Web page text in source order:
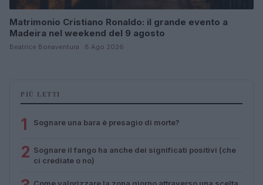
Matrimonio Cristiano Ronaldo: il grande evento a
Madeira nel weekend del 9 agosto
Beatrice Bonaventura · 8 Ago 2026
PIÙ LETTI
1 Sognare una bara è presagio di morte?
2 Sognare il fango ha anche dei significati positivi (che
ci crediate o no)
Come valorizzare la zona giorno attraverso una scelta